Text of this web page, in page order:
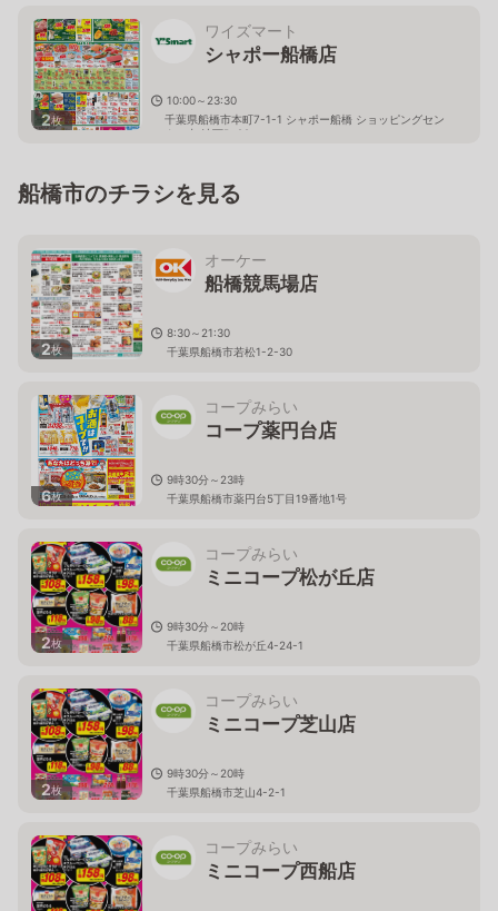
2枚
ワイズマート
シャポー船橋店
10:00～23:30
千葉県船橋市本町7-1-1 シャポー船橋 ショッピングセン
ター内 地下B-22
船橋市のチラシを見る
2枚
オーケー
船橋競馬場店
8:30～21:30
千葉県船橋市若松1-2-30
6枚
コープみらい
コープ薬円台店
9時30分～23時
千葉県船橋市薬円台5丁目19番地1号
2枚
コープみらい
ミニコープ松が丘店
9時30分～20時
千葉県船橋市松が丘4-24-1
2枚
コープみらい
ミニコープ芝山店
9時30分～20時
千葉県船橋市芝山4-2-1
コープみらい
ミニコープ西船店